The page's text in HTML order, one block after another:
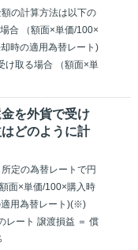
の計算方法は以下の
合 （額面×単価/100×
時の適用為替レート)
取る場合 （額面×単
を外貨で受け
どのように計
定の為替レートで円
面×単価/100×購入時
用為替レート)(※)
レート 譲渡損益 ＝ 償